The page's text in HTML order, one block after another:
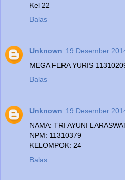
Kel 22
Balas
Unknown 19 Desember
MEGA FERA YURIS
Balas
Unknown 19 Desember
NAMA: TRI AYUNI
NPM: 11310379
KELOMPOK: 24
Balas